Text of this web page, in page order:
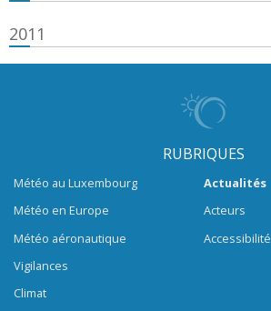
2011
RUBRIQUES
Météo au Luxembourg
Météo en Europe
Météo aéronautique
Vigilances
Climat
Actualités
Acteurs
Accessibilité